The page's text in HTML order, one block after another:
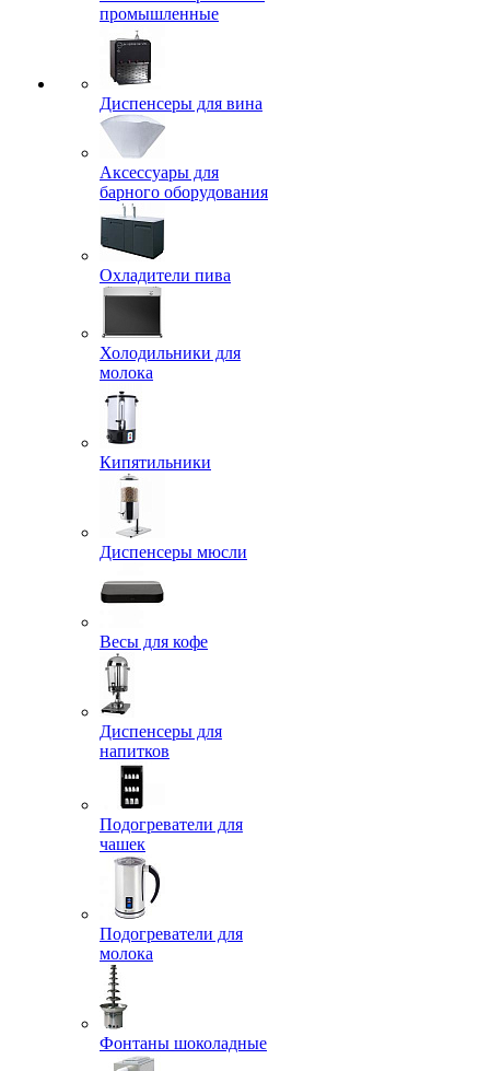
промышленные
Диспенсеры для вина
Аксессуары для
барного оборудования
Охладители пива
Холодильники для
молока
Кипятильники
Диспенсеры мюсли
Весы для кофе
Диспенсеры для
напитков
Подогреватели для
чашек
Подогреватели для
молока
Фонтаны шоколадные